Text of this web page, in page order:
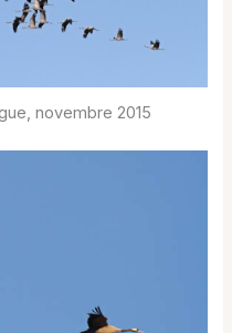
novembre 2015